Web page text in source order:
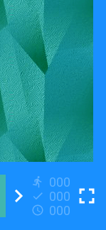
000
000
000